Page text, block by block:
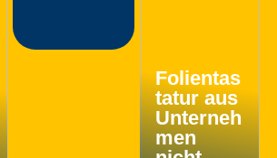
Folientas
tatur aus
Unterneh
men